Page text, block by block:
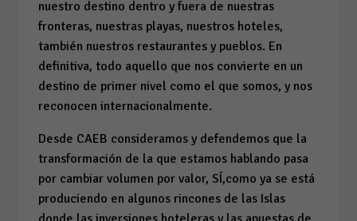
nuestro destino dentro y fuera de nuestras
fronteras, nuestras playas, nuestros hoteles,
también nuestros restaurantes y pueblos. En
definitiva, todo aquello que nos convierte en un
destino de primer nivel como el que somos, y nos
reconocen internacionalmente.
Desde CAEB consideramos y defendemos que la
transformación de la que estamos hablando pasa
por cambiar volumen por valor, SÍ,como ya se está
produciendo en algunos rincones de las Islas